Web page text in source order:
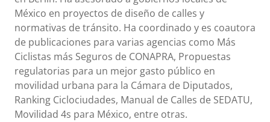
México en proyectos de diseño de calles y
normativas de tránsito. Ha coordinado y es coautora
de publicaciones para varias agencias como Más
Ciclistas más Seguros de CONAPRA, Propuestas
regulatorias para un mejor gasto público en
movilidad urbana para la Cámara de Diputados,
Ranking Ciclociudades, Manual de Calles de SEDATU,
Movilidad 4s para México, entre otras.